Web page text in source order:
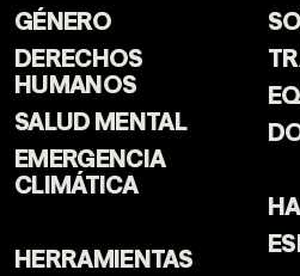
GÉNERO
DERECHOS
HUMANOS
SALUD MENTAL
EMERGENCIA
CLIMÁTICA
HERRAMIENTAS